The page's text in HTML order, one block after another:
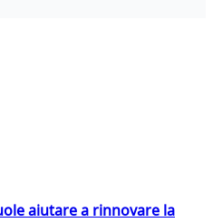
aiutare a rinnovare la